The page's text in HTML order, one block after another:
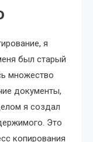
я
был старый
множество
документы,
я создал
Это
копирования